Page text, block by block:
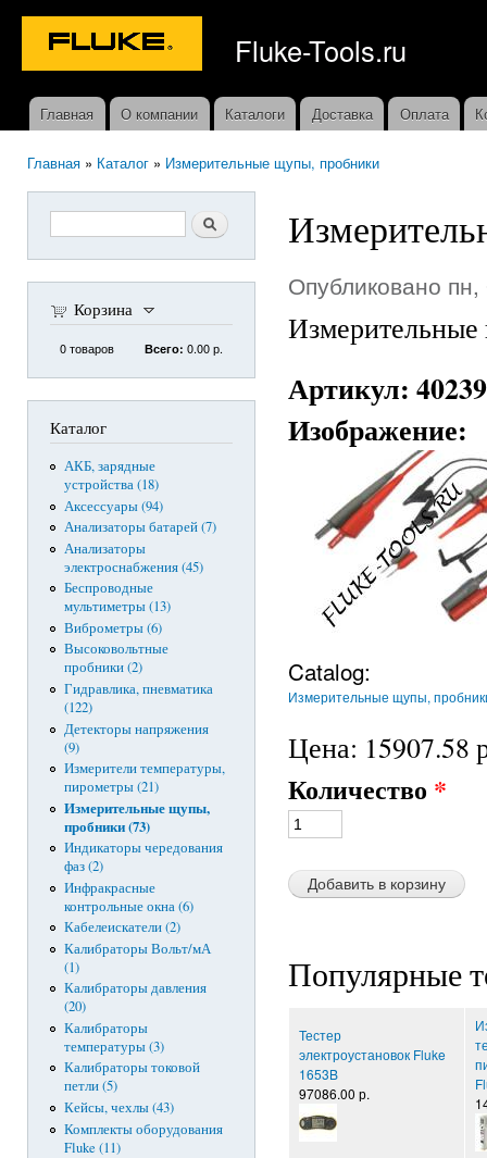
Fluke-Tools.ru
Главное меню
Главная О компании Каталоги Доставка Оплата
Главная » Каталог » Измерительные щупы, пробники
Форма поиска Поиск
Корзина
0товаров Всего: 0.00 р.
Каталог
АКБ, зарядные
устройства (18)
Аксессуары (94)
Анализаторы батарей (7)
Анализаторы
электроснабжения (45)
Беспроводные
мультиметры (13)
Виброметры (6)
Высоковольтные
пробники (2)
Гидравлика, пневматика
(122)
Детекторы напряжения
(9)
Измерители температуры,
пирометры (21)
Измерительные щупы,
пробники (73)
Индикаторы чередования
фаз (2)
Инфракрасные
контрольные окна (6)
Кабелеискатели (2)
Калибраторы Вольт/мА
(1)
Калибраторы давления
(20)
Калибраторы
температуры (3)
Калибраторы токовой
петли (5)
Кейсы, чехлы (43)
Комплекты оборудования
Fluke (11)
Опубликовано
Артикул:
Изображение:
Catalog:
Измерительные щупы,
Цена: 15907.58
Количество *
Популярные
Тестер
электроустановок Fluke
1653B
97086.00 р.